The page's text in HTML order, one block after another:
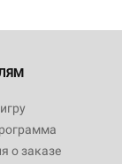
о заказе